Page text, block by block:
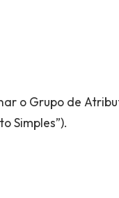
o Grupo de
Simples”).